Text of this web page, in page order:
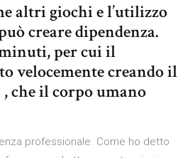
altri giochi e l’utilizzo
creare dipendenza.
per cui il
velocemente creando il
che il corpo umano
professionale. Come ho detto